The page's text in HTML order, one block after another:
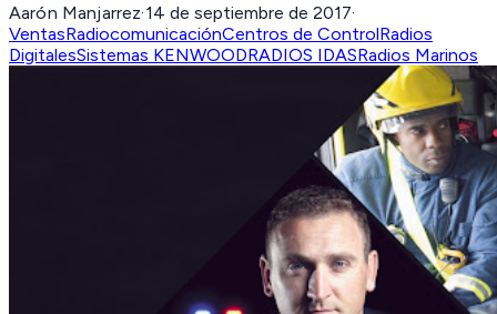
Aarón Manjarrez·14 de septiembre de 2017·
VentasRadiocomunicaciónCentros de ControlRadios
DigitalesSistemas KENWOODRADIOS IDASRadios Marinos